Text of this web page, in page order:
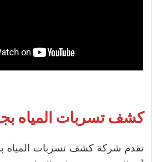
كشف تسربات المياه
تقدم شركة كشف تسربات المياه